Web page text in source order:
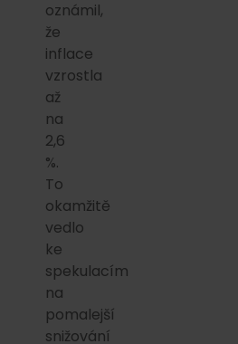
oznámil,
že
inflace
vzrostla
až
na
2,6
%.
To
okamžitě
vedlo
ke
spekulacím
na
pomalejší
snižování